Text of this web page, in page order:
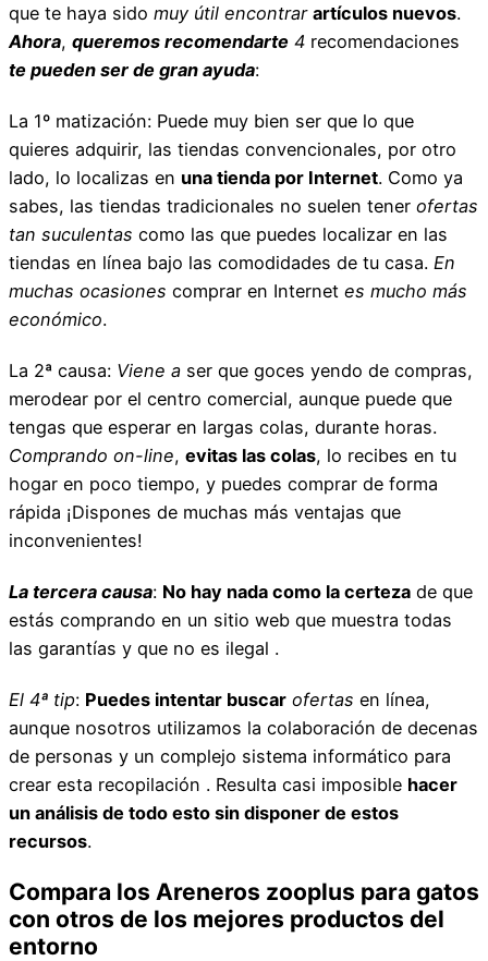
que te haya sido muy útil encontrar artículos nuevos.
Ahora, queremos recomendarte 4 recomendaciones
te pueden ser de gran ayuda:
La 1º matización: Puede muy bien ser que lo que
quieres adquirir, las tiendas convencionales, por otro
lado, lo localizas en una tienda por Internet. Como ya
sabes, las tiendas tradicionales no suelen tener ofertas
tan suculentas como las que puedes localizar en las
tiendas en línea bajo las comodidades de tu casa. En
muchas ocasiones comprar en Internet es mucho más
económico.
La 2ª causa: Viene a ser que goces yendo de compras,
merodear por el centro comercial, aunque puede que
tengas que esperar en largas colas, durante horas.
Comprando on-line, evitas las colas, lo recibes en tu
hogar en poco tiempo, y puedes comprar de forma
rápida ¡Dispones de muchas más ventajas que
inconvenientes!
La tercera causa: No hay nada como la certeza de que
estás comprando en un sitio web que muestra todas
las garantías y que no es ilegal .
El 4ª tip: Puedes intentar buscar ofertas en línea,
aunque nosotros utilizamos la colaboración de decenas
de personas y un complejo sistema informático para
crear esta recopilación . Resulta casi imposible hacer
un análisis de todo esto sin disponer de estos
recursos.
Compara los Areneros zooplus para gatos
con otros de los mejores productos del
entorno